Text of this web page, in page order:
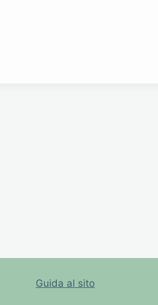
Guida al sito